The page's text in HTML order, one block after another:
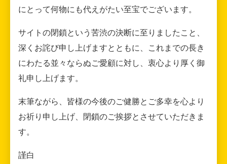
にとって何物にも代えがたい至宝でございます。
サイトの閉鎖という苦渋の決断に至りましたこと、
深くお詫び申し上げますとともに、これまでの長き
にわたる並々ならぬご愛顧に対し、衷心より厚く御
礼申し上げます。
末筆ながら、皆様の今後のご健勝とご多幸を心より
お祈り申し上げ、閉鎖のご挨拶とさせていただきま
す。
謹白